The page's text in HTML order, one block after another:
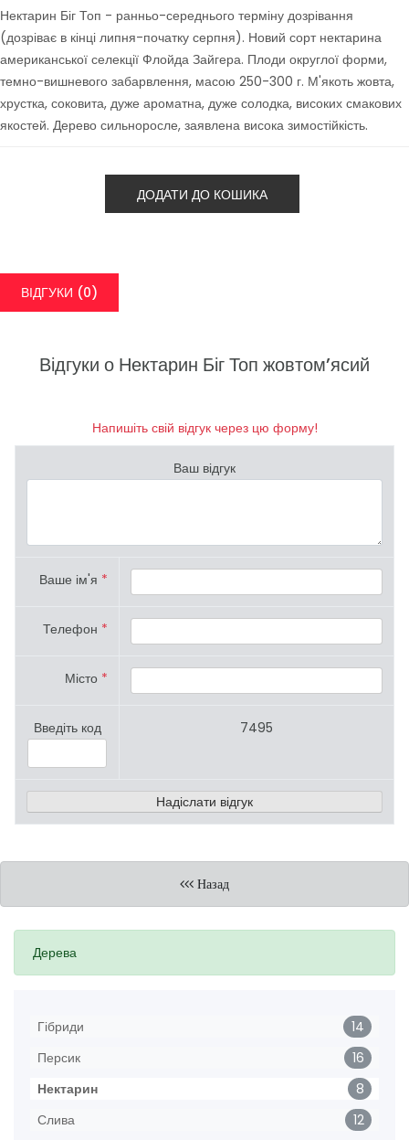
Дерева
Гібриди
14
Персик
16
Нектарин
8
Слива
12
Нектарин Біг Топ - ранньо-середнього терміну дозрівання
(дозріває в кінці липня-початку серпня). Новий сорт нектарина
американської селекції Флойда Зайгера. Плоди округлої форми,
темно-вишневого забарвлення, масою 250-300 г. М'якоть жовта,
хрустка, соковита, дуже ароматна, дуже солодка, високих смакових
якостей. Дерево сильноросле, заявлена висока зимостійкість.
ДОДАТИ ДО КОШИКА
ВІДГУКИ (0)
Відгуки о Нектарин Біг Топ жовтом’ясий
Напишіть свій відгук через цю форму!
Ваш відгук
Ваше ім'я *
Телефон *
Місто *
Введіть код 7495
Назад